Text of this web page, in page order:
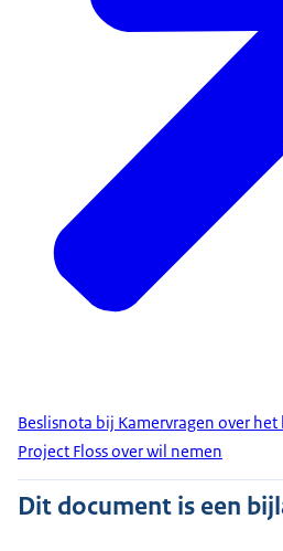
Beslisnota bij Kamervragen over
Project Floss over wil nemen
Dit document is een